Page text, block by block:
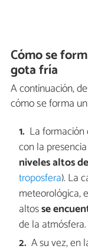
Cómo se
gota fría
A continuación,
cómo se forma
La
con la
niveles altos
troposfera). La
meteorológica,
altosse
de la atmósfera.
A su vez, en